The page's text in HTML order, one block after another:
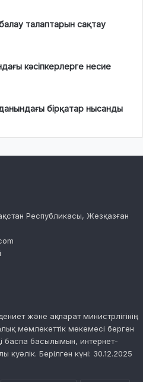
талаптарын сақтау
кәсіпкерлерге несие
бірқатар нысанды
Республикасы, Жезқазған
және ақпарат министрлігінің
мемлекеттік мекемесі берген
баспа басылымын, интернет-
Берілген күні: 30.12.2025